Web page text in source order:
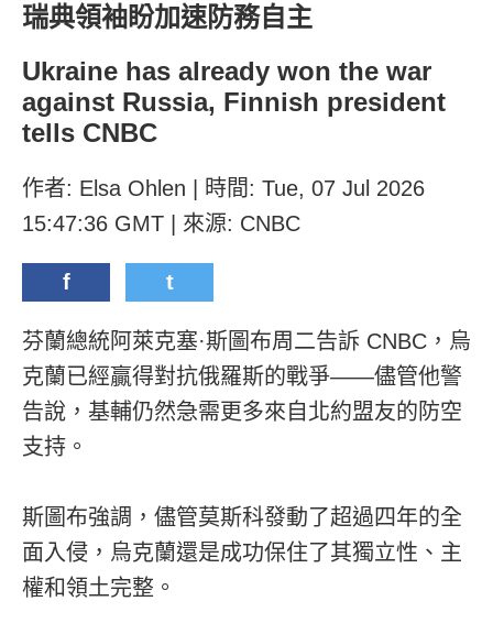
瑞典領袖盼加速防務自主
Ukraine has already won the war
against Russia, Finnish president
tells CNBC
作者: Elsa Ohlen | 時間: Tue, 07 Jul 2026
15:47:36 GMT | 來源: CNBC
f t
芬蘭總統阿萊克塞·斯圖布周二告訴 CNBC，烏
克蘭已經贏得對抗俄羅斯的戰爭——儘管他警
告說，基輔仍然急需更多來自北約盟友的防空
支持。
斯圖布強調，儘管莫斯科發動了超過四年的全
面入侵，烏克蘭還是成功保住了其獨立性、主
權和領土完整。